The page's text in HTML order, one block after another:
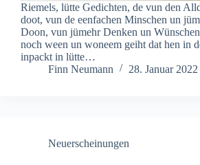
Riemels, lütte Gedichten, de vun den
doot, vun de eenfachen Minschen un
Doon, vun jümehr Denken un
noch ween un woneem geiht dat hen in
inpackt in lütte…
Finn Neumann
28. Januar 2022
Neuerscheinungen